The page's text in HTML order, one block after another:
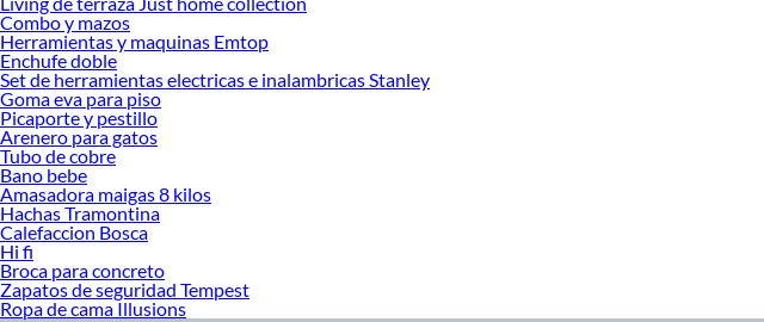
Combo y mazos
Herramientas y maquinas Emtop
Enchufe doble
Set de herramientas electricas e inalambricas Stanley
Goma eva para piso
Picaporte y pestillo
Arenero para gatos
Tubo de cobre
Bano bebe
Amasadora maigas 8 kilos
Hachas Tramontina
Calefaccion Bosca
Hi fi
Broca para concreto
Zapatos de seguridad Tempest
Ropa de cama Illusions